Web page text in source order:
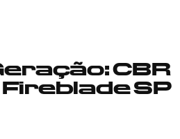
CBR
Fireblade SP